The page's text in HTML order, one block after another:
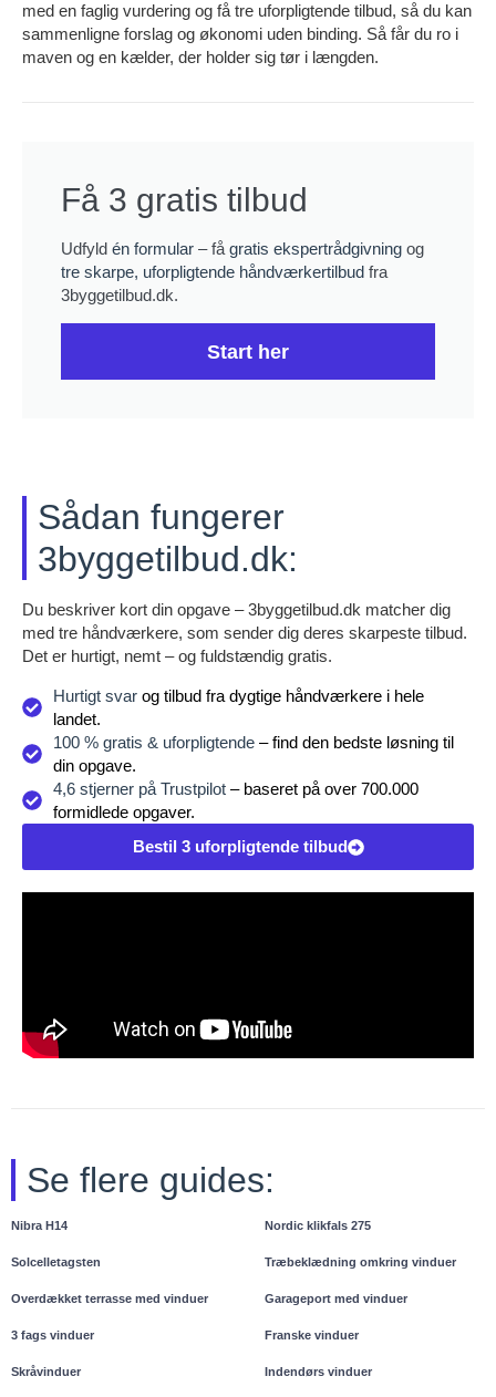
med en faglig vurdering og få tre uforpligtende tilbud, så du kan
sammenligne forslag og økonomi uden binding. Så får du ro i
maven og en kælder, der holder sig tør i længden.
Få 3 gratis tilbud
Udfyld én formular – fågratis ekspertrådgivning og
tre skarpe, uforpligtende håndværkertilbud fra
3byggetilbud.dk.
Start her
Sådan fungerer
3byggetilbud.dk:
Du beskriver kort din opgave – 3byggetilbud.dk matcher dig
med tre håndværkere, som sender dig deres skarpeste tilbud.
Det er hurtigt, nemt – og fuldstændig gratis.
Hurtigt svarog tilbud fra dygtige håndværkere i hele
landet.
100 % gratis & uforpligtende– find den bedste løsning til
din opgave.
4,6 stjerner på Trustpilot– baseret på over 700.000
formidlede opgaver.
Bestil 3 uforpligtende tilbud
Se flere guides:
Nibra H14 Nordic klikfals 275
Solcelletagsten Træbeklædning omkring vinduer
Overdækket terrasse med vinduer Garageport med vinduer
3 fags vinduer Franske vinduer
Skråvinduer Indendørs vinduer